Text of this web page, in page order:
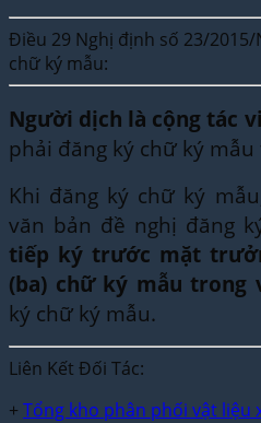
Điều 29 Nghị định số 23/
chữ ký mẫu:
Người dịch là cộng tác
phải đăng ký chữ ký
Khi đăng ký chữ ký
văn bản đề nghị đăng
tiếp ký trước mặt
(ba) chữ ký mẫu trong
ký chữ ký mẫu.
Liên Kết Đối Tác:
+ Tổng kho phân phối vật liệu